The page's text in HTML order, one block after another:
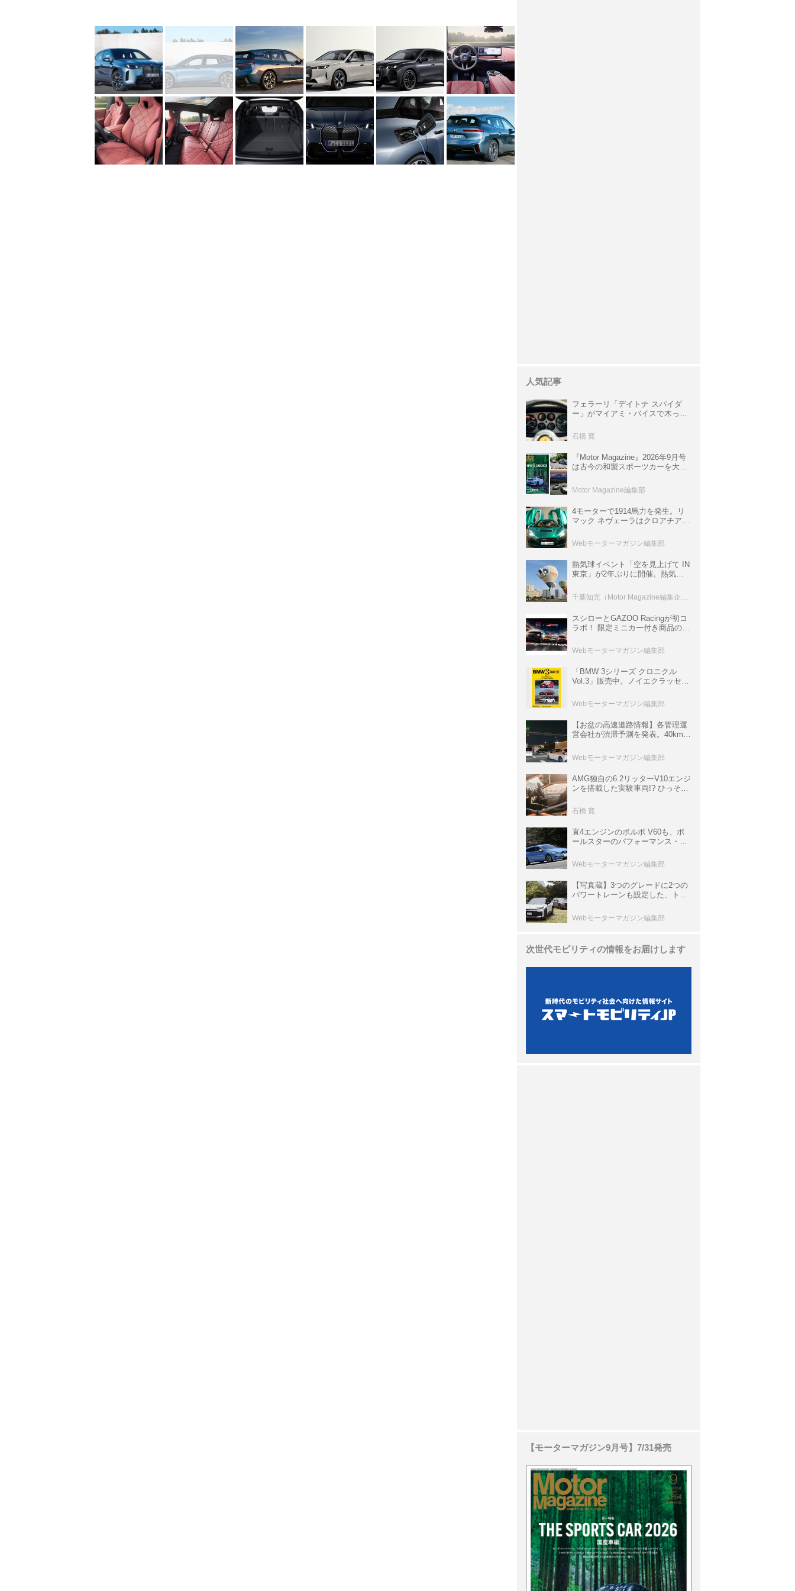
人気記事
フェラーリ「デイトナ スパイダ
ー」がマイアミ・バイスで木っ端
サ」に化けた理由
石橋 寛
『Motor Magazine』2026年9月号
は古今の和製スポーツカーを大特
情報も満載
Motor Magazine編集部
4モーターで1914馬力を発生。リ
マック ネヴェーラはクロアチア発
ロニクル・完全版／115】
Webモーターマガジン編集部
熱気球イベント「空を見上げて IN
東京」が2年ぶりに開催。熱気球
室などのコンテンツも
スシローとGAZOO Racingが初コ
ラボ！ 限定ミニカー付き商品の
ト体験があたる抽選企画などを展
開
Webモーターマガジン編集部
「BMW 3シリーズ クロニクル
Vol.3」販売中。ノイエクラッセか
ムック
Webモーターマガジン編集部
【お盆の高速道路情報】各管理運
営会社が渋滞予測を発表。40km以
数ある
Webモーターマガジン編集部
AMG独自の6.2リッターV10エンジ
ンを搭載した実験車両!? ひっそり
P900 プロトタイプ」とは
石橋 寛
直4エンジンのボルボ V60も、ポ
ールスターのパフォーマンス・パ
と昔の新車】
Webモーターマガジン編集部
【写真蔵】3つのグレードに2つの
パワートレーンも設定した、トヨ
Webモーターマガジン編集部
次世代モビリティの情報をお届けします
【モーターマガジン9月号】7/31発売